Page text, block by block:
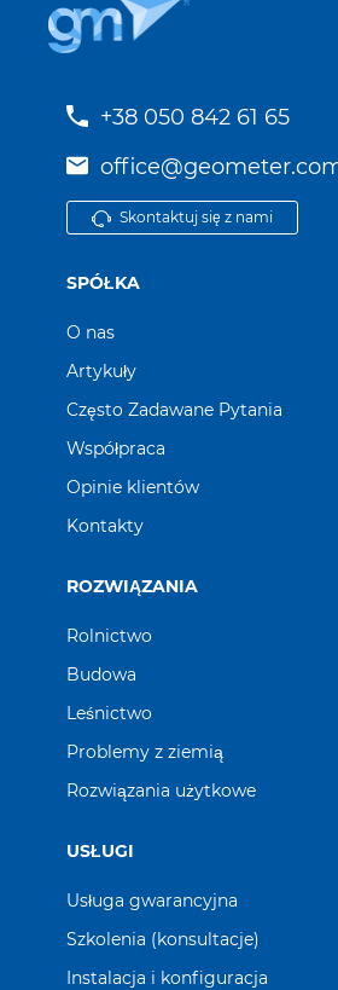
+38 050 842 61 65
Skontaktuj się z nami
SPÓŁKA
O nas
Artykuły
Często Zadawane Pytania
Współpraca
Opinie klientów
Kontakty
ROZWIĄZANIA
Rolnictwo
Budowa
Leśnictwo
Problemy z ziemią
Rozwiązania użytkowe
USŁUGI
Usługa gwarancyjna
Szkolenia (konsultacje)
Instalacja i konfiguracja